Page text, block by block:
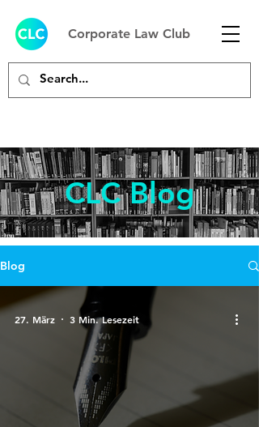
Corporate Law Club
CLC Blog
Blog
27. März 3 Min. Lesezeit